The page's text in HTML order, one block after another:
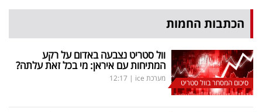
הכתבות החמות
סיכום המסחר בוול סטריט
וול סטריט נצבעה באדום על רקע
המתיחות עם איראן: מי בכל זאת עלתה?
מערכת ice |
12:17